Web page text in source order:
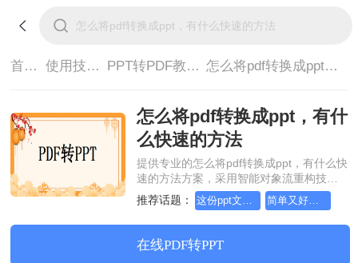
首页> 使用技巧> PPT转PDF教程> 怎么将pdf转换成ppt，有什么快速的方法
怎么将pdf转换成ppt，有什
么快速的方法
提供专业的怎么将pdf转换成ppt，有什么快
速的方法方案，采用智能对象流重构技
术，确保文档1:1高保真还原且排版不乱
码。支持一键批量处理，全链路 SSL 加密
保障隐私安全。助您快速实现怎么将pdf转
换成ppt，有什么快速的方法，无需安装，
高效办公。
推荐话题：
在线PDF转PPT